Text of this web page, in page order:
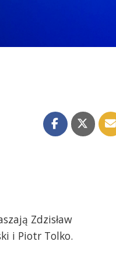
Zdzisław
i Piotr Tolko.